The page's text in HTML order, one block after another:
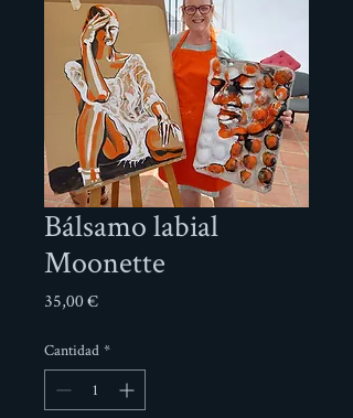
Bálsamo labial
Moonette
35,00 €Precio
Cantidad *